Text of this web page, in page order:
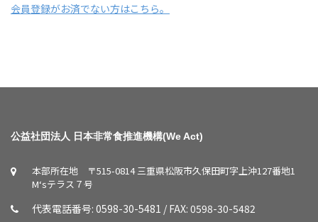
会員登録がお済でない方はこちら。
公益社団法人 日本非常食推進機構(We Act)
本部所在地 〒515-0814 三重県松阪市久保田町字上沖127番地1
M‘sテラス７号
代表電話番号: 0598-30-5481 / FAX: 0598-30-5482